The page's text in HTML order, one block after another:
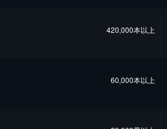
420,000本以上
60,000本以上